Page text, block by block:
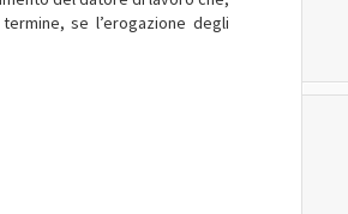
se l’erogazione degli